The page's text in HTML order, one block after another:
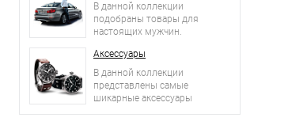
В данной коллекции
подобраны товары для
настоящих мужчин.
Аксессуары
В данной коллекции
представлены самые
шикарные аксессуары